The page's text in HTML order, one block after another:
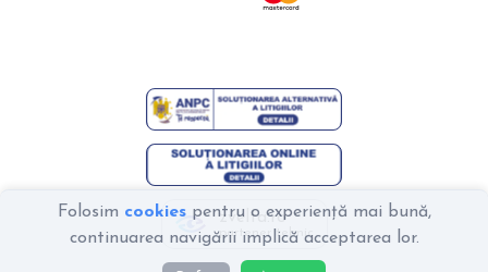
zvelta.ro
partener tehnic
Folosim cookies pentru o experiență mai bună,
continuarea navigării implică acceptarea lor.